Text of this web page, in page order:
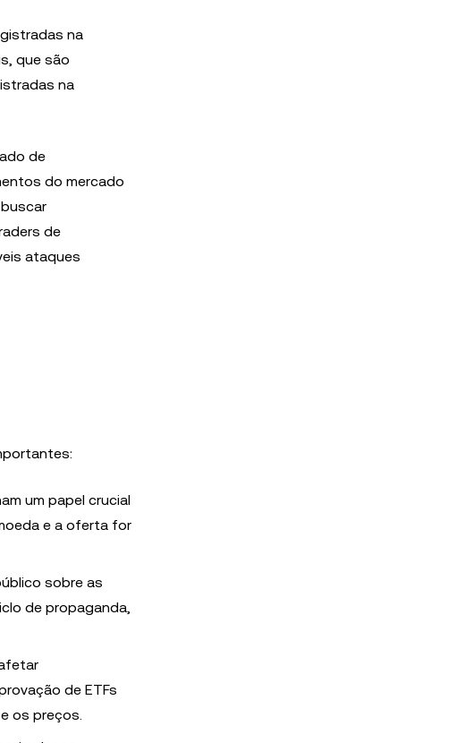
na
que são
na
de
do mercado
de
ataques
um papel crucial
e a oferta for
sobre as
de propaganda,
de ETFs
os preços.